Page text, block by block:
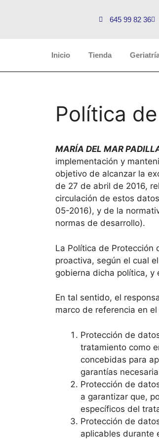
645 99 82 36
Inicio Tienda
Política
MARÍA DEL MAR
implementación y
objetivo de alcanzar la
de 27 de abril de 2016,
circulación de estos
05-2016), y de la
normas de desarrollo).
La Política de Protección
proactiva, según el cual
gobierna dicha política,
En tal sentido, el
marco de referencia en
Protección de
tratamiento como
concebidas para
garantías
Protección de
a garantizar que,
específicos del
Protección de
aplicables durante